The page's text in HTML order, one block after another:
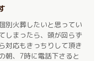
別火葬したいと思ってい
しまったら、頭が回らず
対応もきっちりして頂き
朝、7時に電話下さると